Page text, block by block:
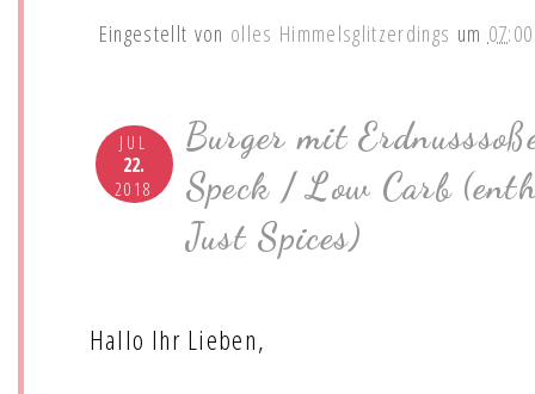
Eingestellt von olles Himmelsglitzerdings um 07:00
JUL
22.
2018
Burger mit
Speck / Low Carb
Just Spices)
Hallo Ihr Lieben,